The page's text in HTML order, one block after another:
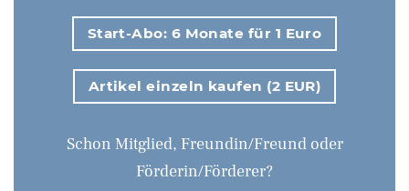
Start-Abo: 6 Monate für 1 Euro
Artikel einzeln kaufen (2 EUR)
Schon Mitglied, Freundin/Freund oder
Förderin/Förderer?